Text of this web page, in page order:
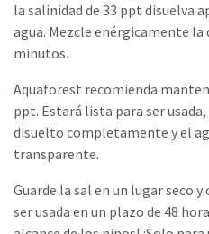
la salinidad de 33 ppt disuelva
agua. Mezcle enérgicamente
minutos.
Aquaforest recomienda
ppt. Estará lista para ser usada,
disuelto completamente y el
transparente.
Guarde la sal en un lugar seco
ser usada en un plazo de 48